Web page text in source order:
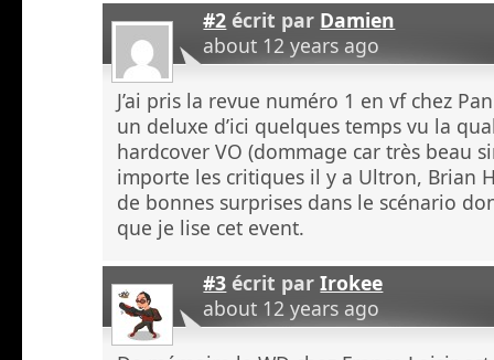
#2 écrit par Damien
about 12 years ago
J’ai pris la revue numéro 1 en vf chez
un deluxe d’ici quelques temps vu la
hardcover VO (dommage car très beau
importe les critiques il y a Ultron, Brian
de bonnes surprises dans le scénario
que je lise cet event.
#3 écrit parIrokee
about 12 years ago